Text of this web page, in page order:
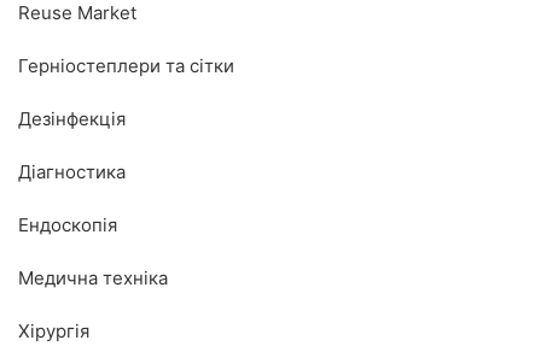
Reuse Market
Герніостеплери та сітки
Дезінфекція
Діагностика
Ендоскопія
Медична техніка
Хірургія